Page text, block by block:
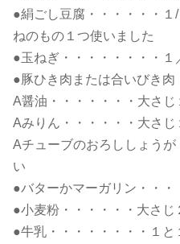
●絹ごし豆腐・・・・・・
ねのもの１つ使いました
●玉ねぎ・・・・・・・・１
●豚ひき肉または合いびき
A醤油・・・・・・・大さじ
Aみりん・・・・・・大さじ
Aチューブのおろししょう
い
●バターかマーガリン・・・
●小麦粉・・・・・・大さじ
●牛乳・・・・・・・・１と